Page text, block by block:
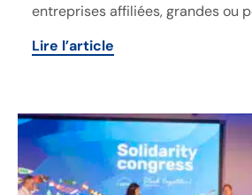
entreprises affiliées, grandes ou
Lire l’article